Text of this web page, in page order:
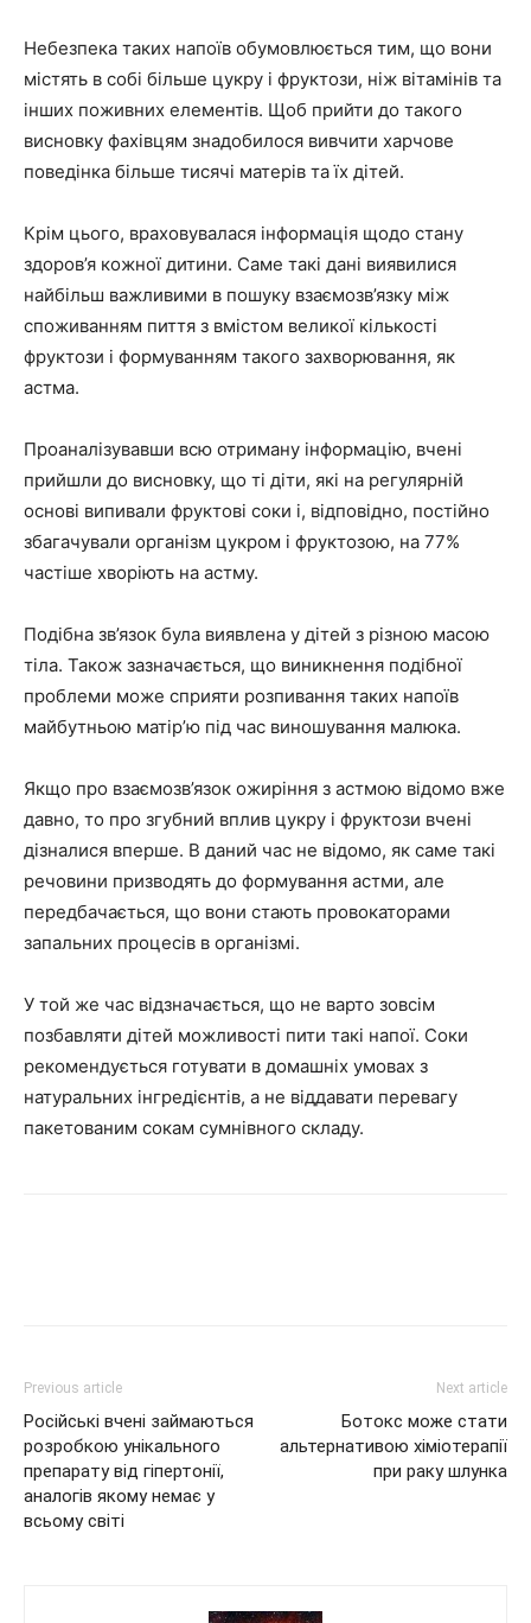
Небезпека таких напоїв обумовлюється тим, що вони
містять в собі більше цукру і фруктози, ніж вітамінів та
інших поживних елементів. Щоб прийти до такого
висновку фахівцям знадобилося вивчити харчове
поведінка більше тисячі матерів та їх дітей.
Крім цього, враховувалася інформація щодо стану
здоров’я кожної дитини. Саме такі дані виявилися
найбільш важливими в пошуку взаємозв’язку між
споживанням пиття з вмістом великої кількості
фруктози і формуванням такого захворювання, як
астма.
Проаналізувавши всю отриману інформацію, вчені
прийшли до висновку, що ті діти, які на регулярній
основі випивали фруктові соки і, відповідно, постійно
збагачували організм цукром і фруктозою, на 77%
частіше хворіють на астму.
Подібна зв’язок була виявлена у дітей з різною масою
тіла. Також зазначається, що виникнення подібної
проблеми може сприяти розпивання таких напоїв
майбутньою матір’ю під час виношування малюка.
Якщо про взаємозв’язок ожиріння з астмою відомо вже
давно, то про згубний вплив цукру і фруктози вчені
дізналися вперше. В даний час не відомо, як саме такі
речовини призводять до формування астми, але
передбачається, що вони стають провокаторами
запальних процесів в організмі.
У той же час відзначається, що не варто зовсім
позбавляти дітей можливості пити такі напої. Соки
рекомендується готувати в домашніх умовах з
натуральних інгредієнтів, а не віддавати перевагу
пакетованим сокам сумнівного складу.
Previous article
Російські вчені займаються
розробкою унікального
препарату від гіпертонії,
аналогів якому немає у
всьому світі
Next article
Ботокс може стати
альтернативою хіміотерапії
при раку шлунка